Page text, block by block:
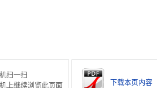
扫一扫
上继续浏览此页面
下载本页内容